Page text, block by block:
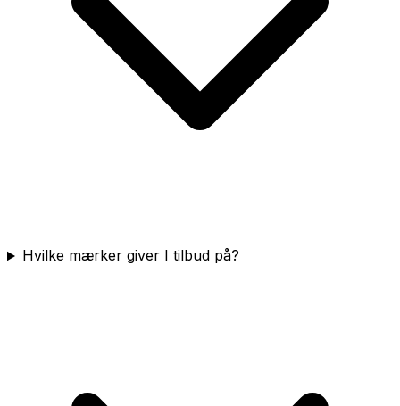
Hvilke mærker giver I tilbud på?